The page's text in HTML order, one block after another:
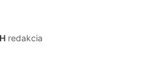
redakcia